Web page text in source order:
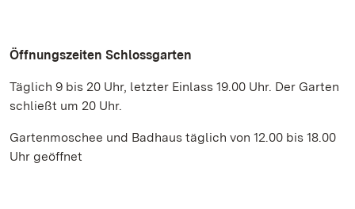
Öffnungszeiten Schlossgarten
Täglich 9 bis 20 Uhr, letzter Einlass 19.00 Uhr. Der Garten
schließt um 20 Uhr.
Gartenmoschee und Badhaus täglich von 12.00 bis 18.00
Uhr geöffnet